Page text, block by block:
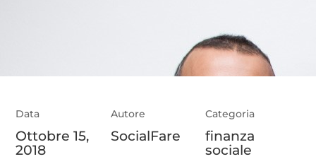
Data
Ottobre 15,
2018
Autore
SocialFare
Categoria
finanza
sociale